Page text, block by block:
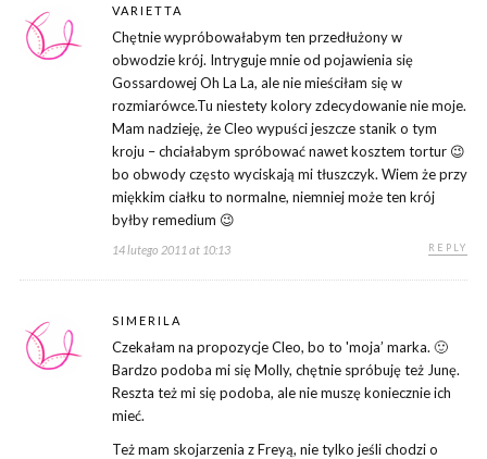
VARIETTA
Chętnie wypróbowałabym ten przedłużony w
obwodzie krój. Intryguje mnie od pojawienia się
Gossardowej Oh La La, ale nie mieściłam się w
rozmiarówce.Tu niestety kolory zdecydowanie nie moje.
Mam nadzieję, że Cleo wypuści jeszcze stanik o tym
kroju – chciałabym spróbować nawet kosztem tortur 😉
bo obwody często wyciskają mi tłuszczyk. Wiem że przy
miękkim ciałku to normalne, niemniej może ten krój
byłby remedium 😉
14 lutego 2011 at 10:13 REPLY
SIMERILA
Czekałam na propozycje Cleo, bo to 'moja’ marka. 🙂
Bardzo podoba mi się Molly, chętnie spróbuję też Junę.
Reszta też mi się podoba, ale nie muszę koniecznie ich
mieć.
Też mam skojarzenia z Freyą, nie tylko jeśli chodzi o